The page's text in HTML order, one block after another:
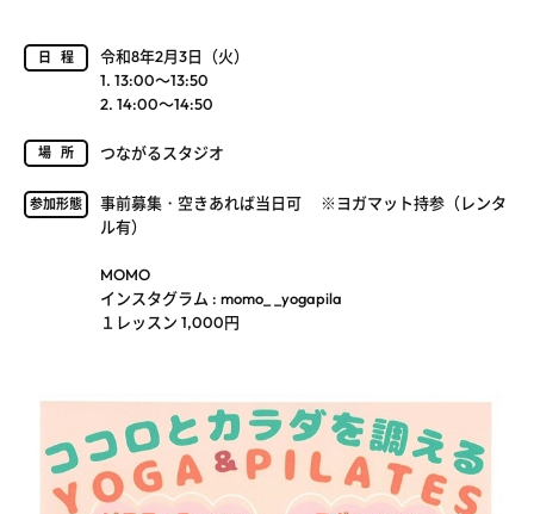
日程
令和8年2月3日（火）
1. 13:00～13:50
2. 14:00～14:50
場所 つながるスタジオ
参加形態
事前募集・空きあれば当日可 ※ヨガマット持参（レンタ
ル有）
MOMO
インスタグラム : momo_ _yogapila
１レッスン 1,000円